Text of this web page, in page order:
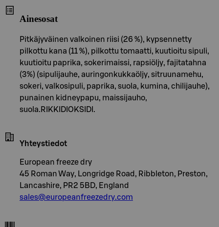
Ainesosat
Pitkäjyväinen valkoinen riisi (26 %), kypsennetty
pilkottu kana (11 %), pilkottu tomaatti, kuutioitu sipuli,
kuutioitu paprika, sokerimaissi, rapsiöljy, fajitatahna
(3%) (sipulijauhe, auringonkukkaöljy, sitruunamehu,
sokeri, valkosipuli, paprika, suola, kumina, chilijauhe),
punainen kidneypapu, maissijauho,
suola.RIKKIDIOKSIDI.
Yhteystiedot
European freeze dry
45 Roman Way, Longridge Road, Ribbleton, Preston,
Lancashire, PR2 5BD, England
sales@europeanfreezedry.com